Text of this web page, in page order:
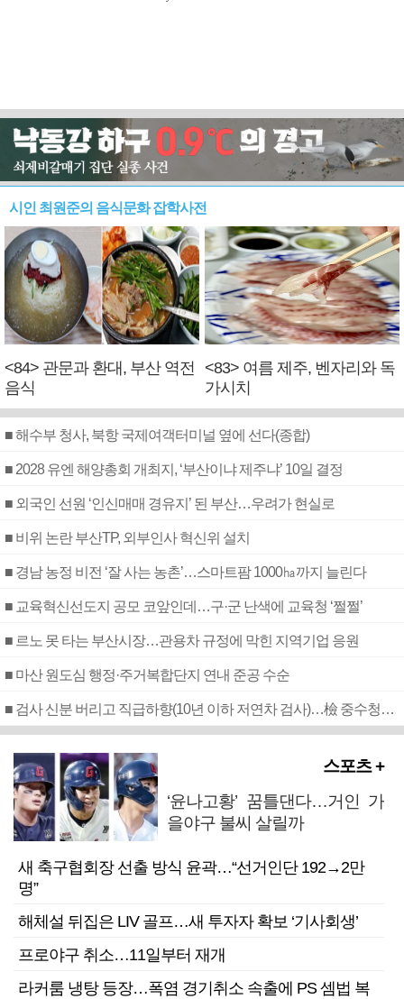
시인 최원준의 음식문화 잡학사전
<84> 관문과 환대, 부산 역전
음식
<83> 여름 제주, 벤자리와 독
가시치
■ 해수부 청사, 북항 국제여객터미널 옆에 선다(종합)
■ 2028 유엔 해양총회 개최지, ‘부산이냐 제주냐’ 10일 결정
■ 외국인 선원 ‘인신매매 경유지’ 된 부산…우려가 현실로
■ 비위 논란 부산TP, 외부인사 혁신위 설치
■ 경남 농정 비전 ‘잘 사는 농촌’…스마트팜 1000㏊까지 늘린다
■ 교육혁신선도지 공모 코앞인데…구·군 난색에 교육청 ‘쩔쩔’
■ 르노 못 타는 부산시장…관용차 규정에 막힌 지역기업 응원
■ 마산 원도심 행정·주거복합단지 연내 준공 수순
■ 검사 신분 버리고 직급하향(10년 이하 저연차 검사)…檢 중수청행 기피
스포츠 +
‘윤나고황’ 꿈틀댄다…거인 가
을야구 불씨 살릴까
새 축구협회장 선출 방식 윤곽…“선거인단 192→2만
명”
해체설 뒤집은 LIV 골프…새 투자자 확보 ‘기사회생’
프로야구 취소…11일부터 재개
라커룸 냉탕 등장…폭염 경기취소 속출에 PS 셈법 복